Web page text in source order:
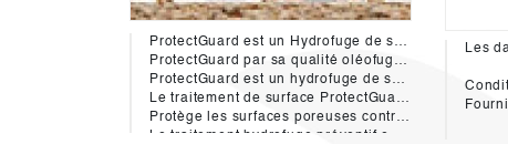
ProtectGuard est un Hydrofuge de surface qui permet de prévenir et d’empêcher toute pénétration de l’eau dans les murs, sols, toitures, façades, et ainsi de limiter fortement les effets néfastes dus à l’humidité (infiltrations, pluies acides, érosion, cycle gel/dégel, formation de mousses et lichens, remontées d’efflorescences…).
ProtectGuard par sa qualité oléofuge et anti-taches résiste à la pénétration de toutes les salissures grasses (huile, graisses alimentaires…), la pollution atmosphérique et industrielle et même aux chewing-gums qui peuvent être éliminés facilement.
ProtectGuard est un hydrofuge de surface en phase aqueuse sans solvants pétroliers et sans silicone. Il est donc parfaitement écologique. Totalement invisible après séchage, il ne modifie ni l'aspect, ni la couleur des matériaux.
Le traitement de surface ProtectGuard facilite le nettoyage et permet de garder plus longtemps “l’aspect neuf” des matériaux en retardant leur vieillissement.
Protège les surfaces poreuses contre les graffitis
Le traitement hydrofuge préventif empêche la pénétration des pigments d’encre et de peinture dans les matériaux poreux, le nettoyage des murs, façades, sols, en sera ainsi simplifié et plus rapide.